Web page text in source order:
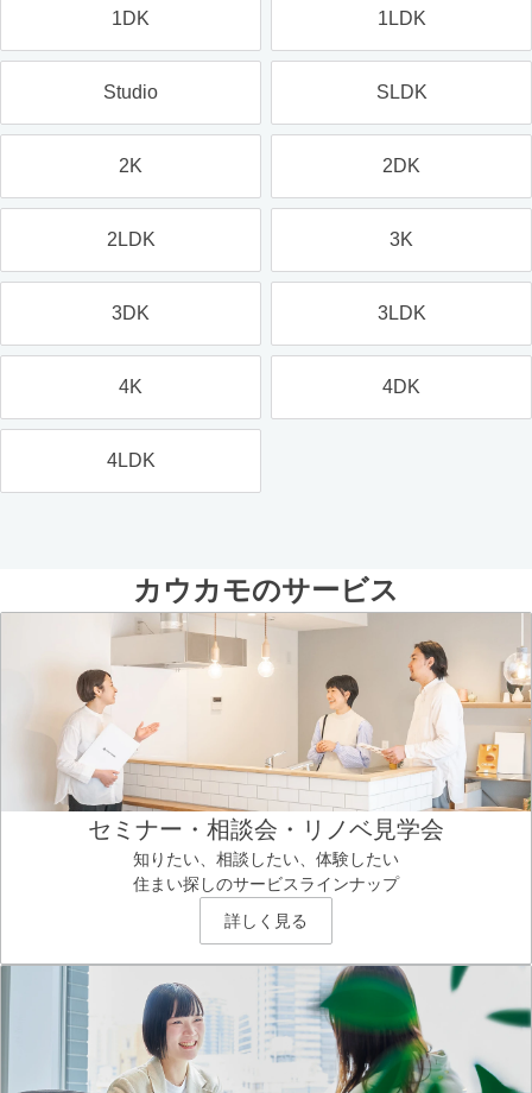
1DK 1LDK
Studio SLDK
2K 2DK
2LDK 3K
3DK 3LDK
4K 4DK
4LDK
カウカモのサービス
セミナー・相談会・リノベ見学会
知りたい、相談したい、体験したい
住まい探しのサービスラインナップ
詳しく見る